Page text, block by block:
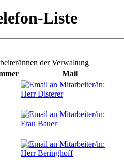
Liste
innen der Verwaltung
Mail